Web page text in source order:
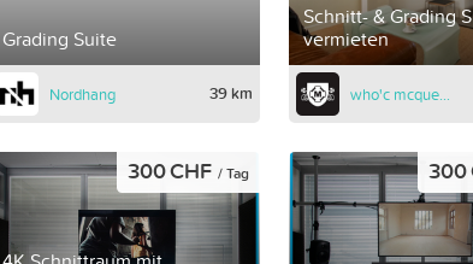
Grading Suite
Nordhang 39 km
Schnitt- & Grading
vermieten
who'c mcqueen picture
300 CHF / Tag 300